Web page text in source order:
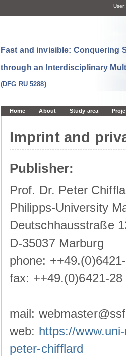
User:
Fast and invisible: Conquering
through an Interdisciplinary
(DFG RU 5288)
Home About Study area
Imprint and
Publisher:
Prof. Dr. Peter
Philipps-University
Deutschhausstraße
D-35037 Marburg
phone:
fax: ++49.(0)6421-28
mail:
web: https://
peter-chifflard